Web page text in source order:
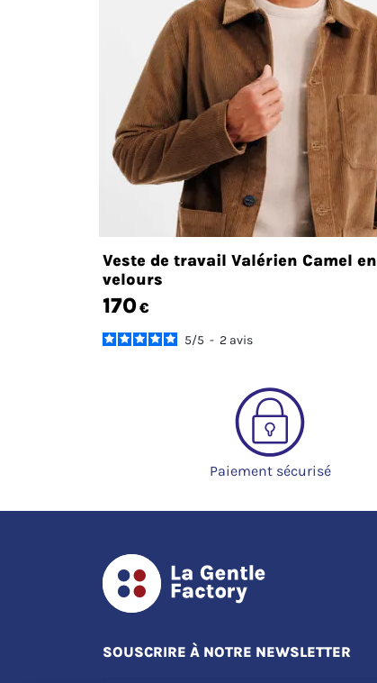
Veste de travail Valérien Camel en
velours
170€
5/5 - 2 avis
Paiement sécurisé
SOUSCRIRE À NOTRE NEWSLETTER